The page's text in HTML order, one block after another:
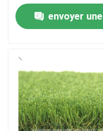
Vidéos
Visite de l'usine
envoyer une